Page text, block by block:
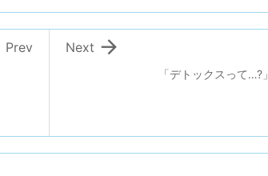
「デトックスって…?」

Next
Prev